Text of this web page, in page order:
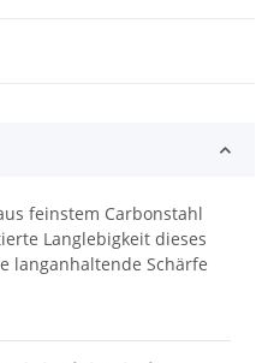
feinstem Carbonstahl
Langlebigkeit dieses
langanhaltende Schärfe